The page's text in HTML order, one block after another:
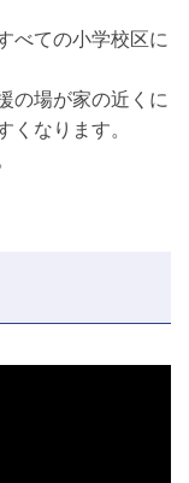
べての小学校区に
の場が家の近くに
くなります。